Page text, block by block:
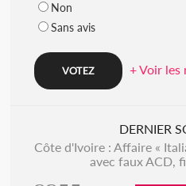
Non
Sans avis
+ Voir les
DERNIER
Côte d'Ivoire : Affaire «
avec faux ACD,